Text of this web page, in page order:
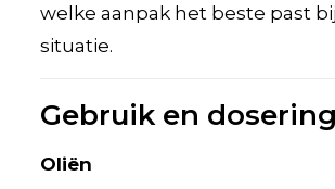
welke aanpak het beste past
situatie.
Gebruik en dosering
Oliën